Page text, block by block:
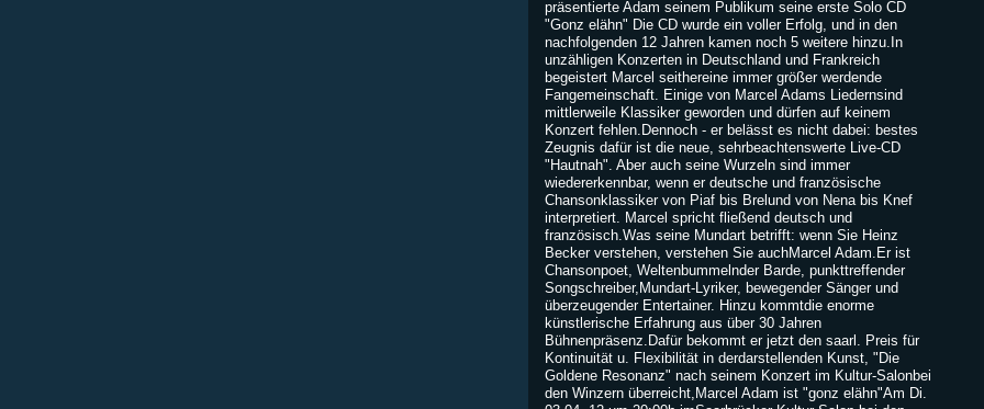
präsentierte Adam seinem Publikum seine erste Solo CD
"Gonz elähn" Die CD wurde ein voller Erfolg, und in den
nachfolgenden 12 Jahren kamen noch 5 weitere hinzu.In
unzähligen Konzerten in Deutschland und Frankreich
begeistert Marcel seithereine immer größer werdende
Fangemeinschaft. Einige von Marcel Adams Liedernsind
mittlerweile Klassiker geworden und dürfen auf keinem
Konzert fehlen.Dennoch - er belässt es nicht dabei: bestes
Zeugnis dafür ist die neue, sehrbeachtenswerte Live-CD
"Hautnah". Aber auch seine Wurzeln sind immer
wiedererkennbar, wenn er deutsche und französische
Chansonklassiker von Piaf bis Brelund von Nena bis Knef
interpretiert. Marcel spricht fließend deutsch und
französisch.Was seine Mundart betrifft: wenn Sie Heinz
Becker verstehen, verstehen Sie auchMarcel Adam.Er ist
Chansonpoet, Weltenbummelnder Barde, punkttreffender
Songschreiber,Mundart-Lyriker, bewegender Sänger und
überzeugender Entertainer. Hinzu kommtdie enorme
künstlerische Erfahrung aus über 30 Jahren
Bühnenpräsenz.Dafür bekommt er jetzt den saarl. Preis für
Kontinuität u. Flexibilität in derdarstellenden Kunst, "Die
Goldene Resonanz" nach seinem Konzert im Kultur-Salonbei
den Winzern überreicht,Marcel Adam ist "gonz elähn"Am Di.